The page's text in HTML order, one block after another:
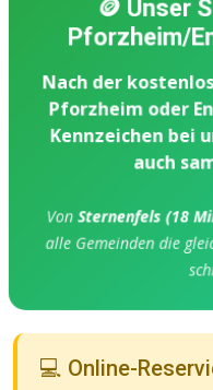
🪙 Unser
Pforzheim/
Nach der
Pforzheim oder
Kennzeichen bei
auch
VonSternenfels (18
alle Gemeinden die
💻 Online-